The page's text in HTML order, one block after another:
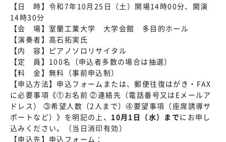
【日 時】令和7年10月25日（土）開場14時00分、開演
14時30分
【会 場】室蘭工業大学 大学会館 多目的ホール
【演奏者】高石拓実氏
【内 容】ピアノソロリサイタル
【定 員】100名（申込者多数の場合は抽選）
【料 金】無料（事前申込制）
【申込方法】申込フォームまたは、郵便往復はがき・FAX
に必要事項《①お名前 ②連絡先（電話番号又はEメールア
ドレス） ③希望人数（2人まで）④要望事項（座席誘導サ
ポートなど）》を明記の上、 10月1日（水）までにお申し
込みください。（当日消印有効）
【申込先】申込フォーム：